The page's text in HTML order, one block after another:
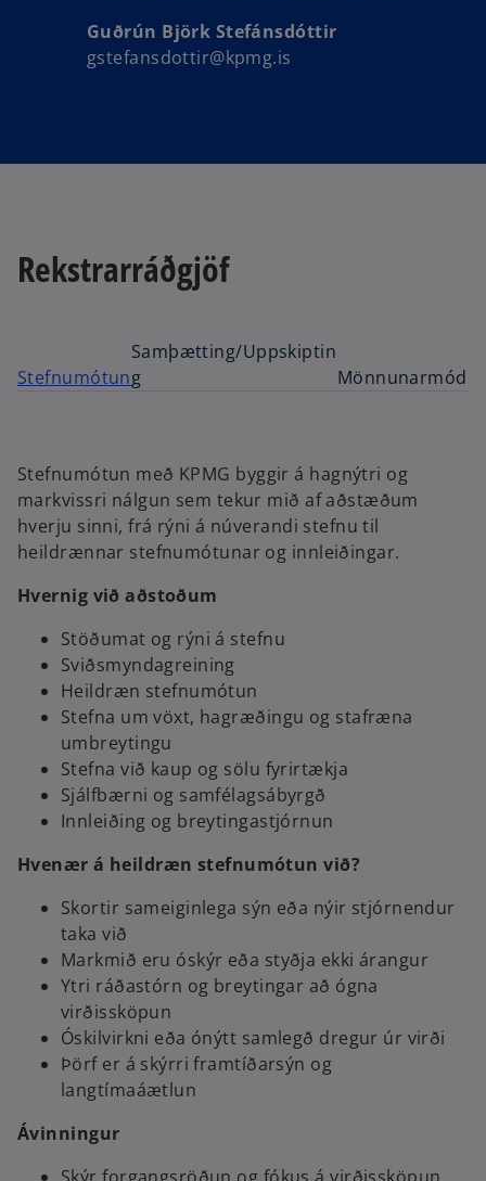
Guðrún Björk Stefánsdóttir
gstefansdottir@kpmg.is
Rekstrarráðgjöf
Stefnumótun
Samþætting/Uppskiptin
g
Mönnunarmódel
Stefnumótun með KPMG byggir á hagnýtri og
markvissri nálgun sem tekur mið af aðstæðum
hverju sinni, frá rýni á núverandi stefnu til
heildrænnar stefnumótunar og innleiðingar.
Hvernig við aðstoðum
Stöðumat og rýni á stefnu
Sviðsmyndagreining
Heildræn stefnumótun
Stefna um vöxt, hagræðingu og stafræna
umbreytingu
Stefna við kaup og sölu fyrirtækja
Sjálfbærni og samfélagsábyrgð
Innleiðing og breytingastjórnun
Hvenær á heildræn stefnumótun við?
Skortir sameiginlega sýn eða nýir stjórnendur
taka við
Markmið eru óskýr eða styðja ekki árangur
Ytri ráðastórn og breytingar að ógna
virðissköpun
Óskilvirkni eða ónýtt samlegð dregur úr virði
Þörf er á skýrri framtíðarsýn og
langtímaáætlun
Ávinningur